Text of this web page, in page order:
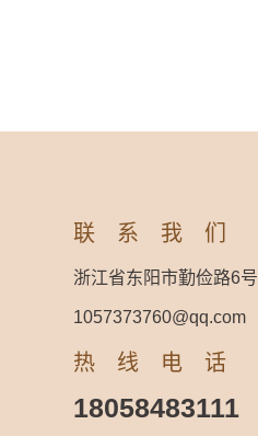
联系我们
浙江省东阳市勤俭路6号
1057373760@qq.com
热线电话
18058483111